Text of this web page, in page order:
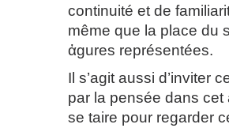
continuité et de
même que la place du
ἀgures représentées.
Il s’agit aussi d’inviter
par la pensée dans
se taire pour regarder